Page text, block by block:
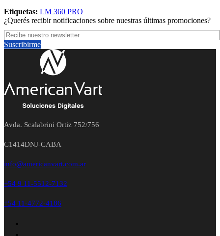
Etiquetas: LM 360 PRO
¿Querés recibir notificaciones sobre nuestras últimas promociones?
Suscribirme
Avda. Scalabrini Ortiz 752/756
C1414DNJ-CABA
info@americanvart.com.ar
+54 9 11-5512-7132
+54 11-4772-4186